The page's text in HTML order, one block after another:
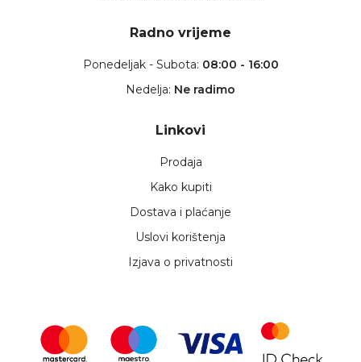
Radno vrijeme
Ponedeljak - Subota: 08:00 - 16:00
Nedelja: Ne radimo
Linkovi
Prodaja
Kako kupiti
Dostava i plaćanje
Uslovi korištenja
Izjava o privatnosti